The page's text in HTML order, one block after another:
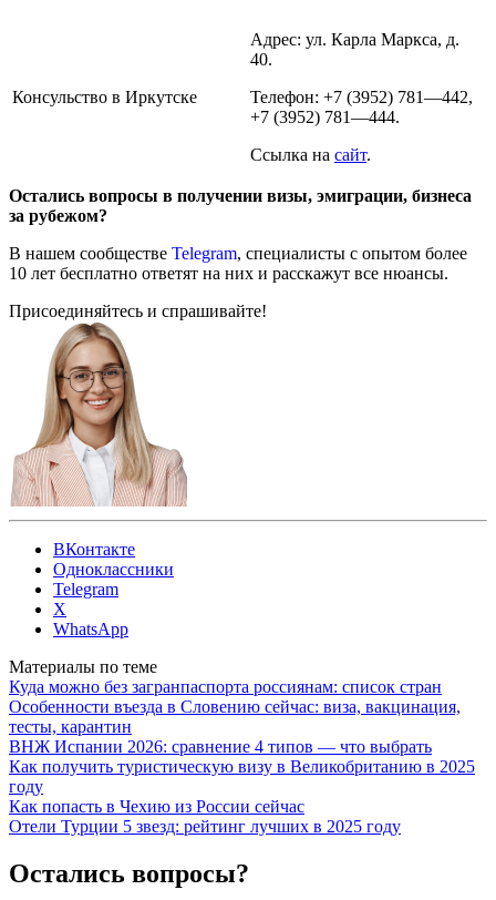
Консульство в Иркутске
Адрес: ул. Карла Маркса, д.
40.
Телефон: +7 (3952) 781—442,
+7 (3952) 781—444.
Ссылка на сайт.
Остались вопросы в получении визы, эмиграции, бизнеса
за рубежом?
В нашем сообществе Telegram, специалисты с опытом более
10 лет бесплатно ответят на них и расскажут все нюансы.
Присоединяйтесь и спрашивайте!
ВКонтакте
Одноклассники
Telegram
X
WhatsApp
Материалы по теме
Куда можно без загранпаспорта россиянам: список стран
Особенности въезда в Словению сейчас: виза, вакцинация,
тесты, карантин
ВНЖ Испании 2026: сравнение 4 типов — что выбрать
Как получить туристическую визу в Великобританию в 2025
году
Как попасть в Чехию из России сейчас
Отели Турции 5 звезд: рейтинг лучших в 2025 году
Остались вопросы?